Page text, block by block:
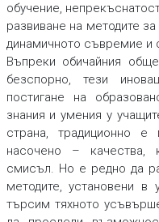
обучение,
развиване на методите
динамичното съвремие и
Въпреки обичайния
безспорно, тези
постигане на
знания и умения у
страна, традиционно е
насочено – качества,
смисъл. Но е редно да
методите, установени в
търсим тяхното